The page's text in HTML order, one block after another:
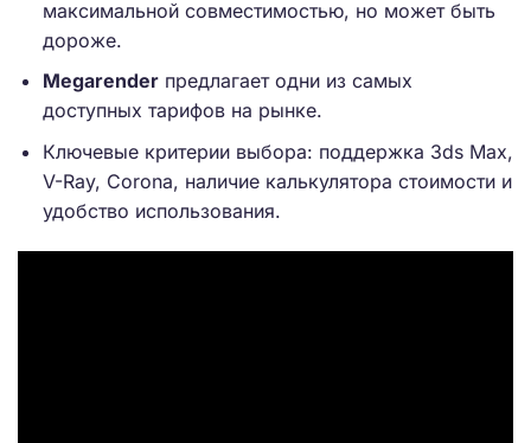
максимальной совместимостью, но может быть
дороже.
Megarenderпредлагает одни из самых
доступных тарифов на рынке.
Ключевые критерии выбора: поддержка 3ds Max,
V-Ray, Corona, наличие калькулятора стоимости и
удобство использования.